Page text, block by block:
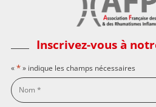
Inscrivez-vous à
«*» indique les champs nécessaires